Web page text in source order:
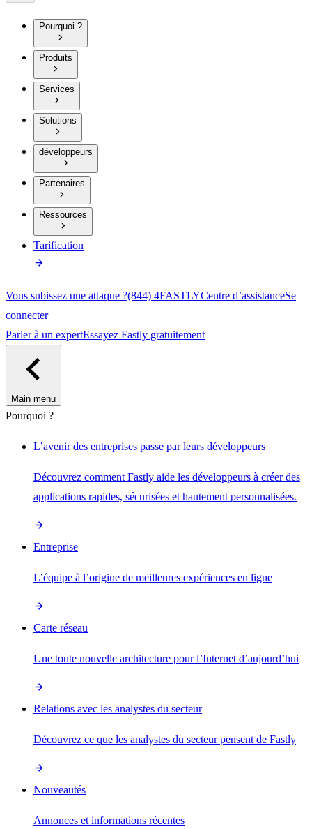
Pourquoi ?
Produits
Services
Solutions
développeurs
Partenaires
Ressources
Tarification
Vous subissez une attaque ?(844) 4FASTLYCentre d’assistanceSe
connecter
Parler à un expertEssayez Fastly gratuitement
Main menu
Pourquoi ?
L’avenir des entreprises passe par leurs développeurs
Découvrez comment Fastly aide les développeurs à créer des
applications rapides, sécurisées et hautement personnalisées.
Entreprise
L’équipe à l’origine de meilleures expériences en ligne
Carte réseau
Une toute nouvelle architecture pour l’Internet d’aujourd’hui
Relations avec les analystes du secteur
Découvrez ce que les analystes du secteur pensent de Fastly
Nouveautés
Annonces et informations récentes